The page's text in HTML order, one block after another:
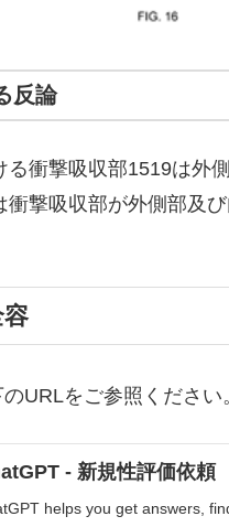
反論
衝撃吸収部1519は外
撃吸収部が外側部及
URLをご参照ください
- 新規性評価依頼
helps you get answers,